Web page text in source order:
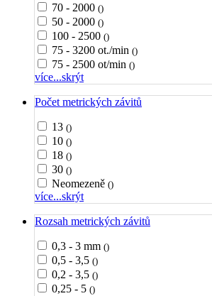
70 - 2000 ()
50 - 2000 ()
100 - 2500 ()
75 - 3200 ot./min ()
75 - 2500 ot/min ()
více...skrýt
Počet metrických závitů
13 ()
10 ()
18 ()
30 ()
Neomezeně ()
více...skrýt
Rozsah metrických závitů
0,3 - 3 mm ()
0,5 - 3,5 ()
0,2 - 3,5 ()
0,25 - 5 ()